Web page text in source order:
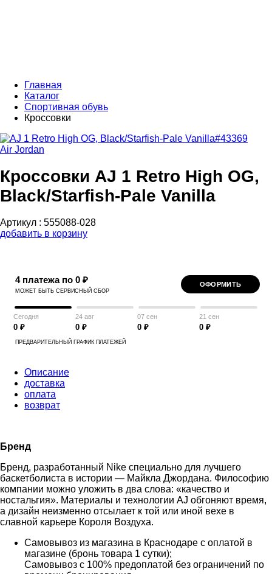
Главная
Каталог
Спортивная обувь
Кроссовки
Air Jordan
Кроссовки AJ 1 Retro High OG,
Black/Starfish-Pale Vanilla
Артикул : 555088-028
добавить в корзину
4 платежа по 0 ₽
МОЖЕТ БЫТЬ СЕРВИСНЫЙ СБОР
ОФОРМИТЬ
Сегодня
0 ₽
24 авг
0 ₽
07 сен
0 ₽
21 сен
0 ₽
ПРЕДВАРИТЕЛЬНЫЙ ГРАФИК ПЛАТЕЖЕЙ
Описание
доставка
оплата
возврат
Бренд
Бренд, разработанный Nike специально для лучшего
баскетболиста в истории — Майкла Джордана. Философию
компании можно уложить в два слова: «качество и
ностальгия». Материалы и технологии AJ обгоняют время,
а дизайн неизменно отсылает к той или иной вехе в
славной карьере Короля Воздуха.
Самовывоз из магазина в Краснодаре с оплатой в
магазине (бронь товара 1 сутки);
Самовывоз с 100% предоплатой без ограничений по